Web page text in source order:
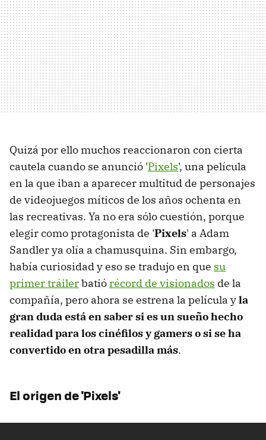
Quizá por ello muchos reaccionaron con cierta
cautela cuando se anunció 'Pixels', una película
en la que iban a aparecer multitud de personajes
de videojuegos míticos de los años ochenta en
las recreativas. Ya no era sólo cuestión, porque
elegir como protagonista de 'Pixels' a Adam
Sandler ya olía a chamusquina. Sin embargo,
había curiosidad y eso se tradujo en que su
primer tráilerbatiórécord de visionados de la
compañía, pero ahora se estrena la película yla
gran duda está en saber si es un sueño hecho
realidad para los cinéfilos y gamers o si se ha
convertido en otra pesadilla más.
El origen de 'Pixels'